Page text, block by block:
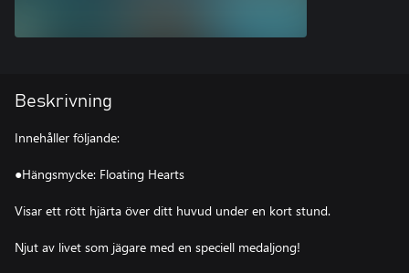
Beskrivning
Innehåller följande:
●Hängsmycke: Floating Hearts
Visar ett rött hjärta över ditt huvud under en kort stund.
Njut av livet som jägare med en speciell medaljong!